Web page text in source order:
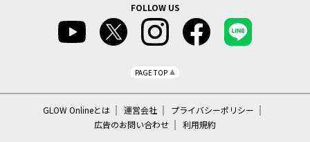
FOLLOW US
PAGE TOP
GLOW Onlineとは 運営会社
プライバシーポリシー
広告のお問い合わせ
利用規約